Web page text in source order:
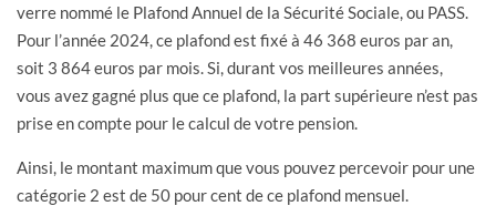
verre nommé le Plafond Annuel de la Sécurité Sociale, ou PASS.
Pour l’année 2024, ce plafond est fixé à 46 368 euros par an,
soit 3 864 euros par mois. Si, durant vos meilleures années,
vous avez gagné plus que ce plafond, la part supérieure n’est pas
prise en compte pour le calcul de votre pension.
Ainsi, le montant maximum que vous pouvez percevoir pour une
catégorie 2 est de 50 pour cent de ce plafond mensuel.